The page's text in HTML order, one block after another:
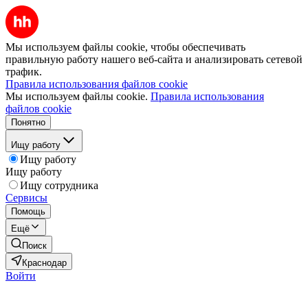
Мы используем файлы cookie, чтобы обеспечивать
правильную работу нашего веб-сайта и анализировать сетевой
трафик.
Правила использования файлов cookie
Мы используем файлы cookie. Правила использования
файлов cookie
Понятно
Ищу работу
Ищу работу
Ищу работу
Ищу сотрудника
Сервисы
Помощь
Ещё
Поиск
Краснодар
Войти